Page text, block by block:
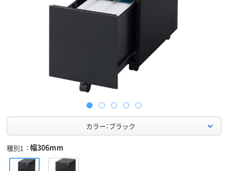
カラー：ブラック
種別1 幅306mm